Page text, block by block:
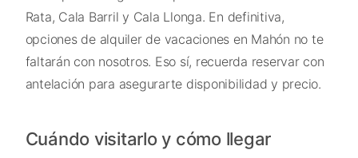
Rata, Cala Barril y Cala Llonga. En definitiva,
opciones de alquiler de vacaciones en Mahón no te
faltarán con nosotros. Eso sí, recuerda reservar con
antelación para asegurarte disponibilidad y precio.
Cuándo visitarlo y cómo llegar